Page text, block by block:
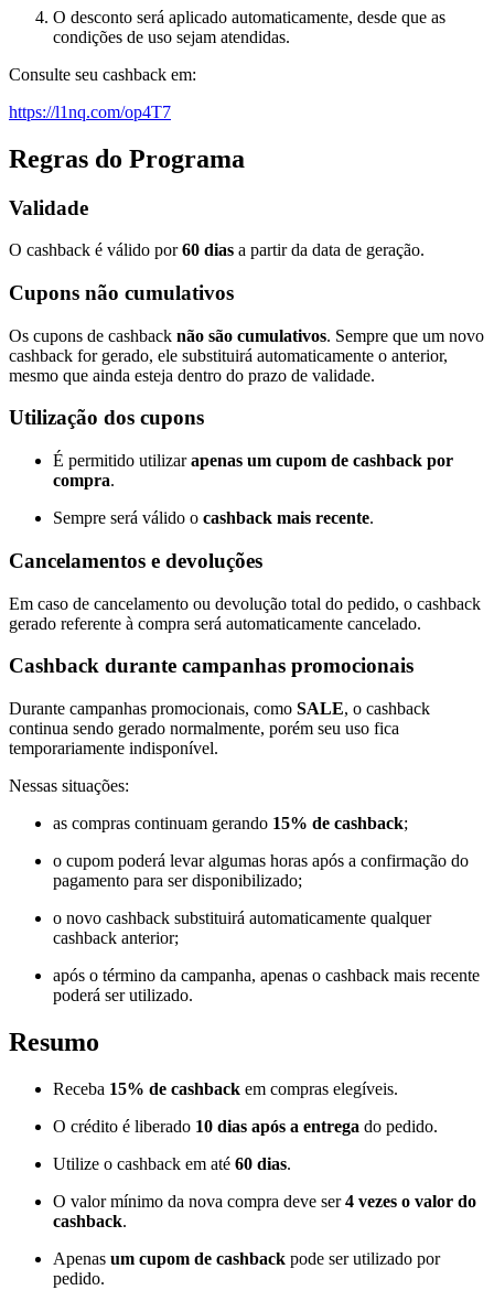
O desconto será aplicado automaticamente, desde que as
condições de uso sejam atendidas.
Consulte seu cashback em:
https://l1nq.com/op4T7
Regras do Programa
Validade
O cashback é válido por60 dias a partir da data de geração.
Cupons não cumulativos
Os cupons de cashback não são cumulativos. Sempre que um novo
cashback for gerado, ele substituirá automaticamente o anterior,
mesmo que ainda esteja dentro do prazo de validade.
Utilização dos cupons
É permitido utilizarapenas um cupom de cashback por
compra.
Sempre será válido o cashback mais recente.
Cancelamentos e devoluções
Em caso de cancelamento ou devolução total do pedido, o cashback
gerado referente à compra será automaticamente cancelado.
Cashback durante campanhas promocionais
Durante campanhas promocionais, como SALE, o cashback
continua sendo gerado normalmente, porém seu uso fica
temporariamente indisponível.
Nessas situações:
as compras continuam gerando 15% de cashback;
o cupom poderá levar algumas horas após a confirmação do
pagamento para ser disponibilizado;
o novo cashback substituirá automaticamente qualquer
cashback anterior;
após o término da campanha, apenas o cashback mais recente
poderá ser utilizado.
Resumo
Receba 15% de cashback em compras elegíveis.
O crédito é liberado 10 dias após a entrega do pedido.
Utilize o cashback em até 60 dias.
O valor mínimo da nova compra deve ser4 vezes o valor do
cashback.
Apenas um cupom de cashback pode ser utilizado por
pedido.